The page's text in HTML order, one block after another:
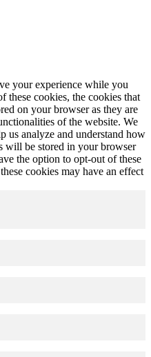
your experience while you
these cookies, the cookies that
on your browser as they are
of the website. We
us analyze and understand how
will be stored in your browser
the option to opt-out of these
cookies may have an effect